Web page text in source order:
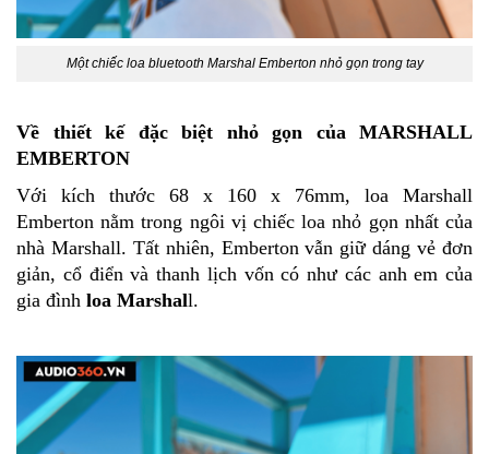
Một chiếc loa bluetooth Marshal Emberton nhỏ gọn trong tay
Về thiết kế đặc biệt nhỏ gọn của MARSHALL
EMBERTON
Với kích thước 68 x 160 x 76mm, loa Marshall
Emberton nằm trong ngôi vị chiếc loa nhỏ gọn nhất của
nhà Marshall. Tất nhiên, Emberton vẫn giữ dáng vẻ đơn
giản, cổ điển và thanh lịch vốn có như các anh em của
gia đình loa Marshall.